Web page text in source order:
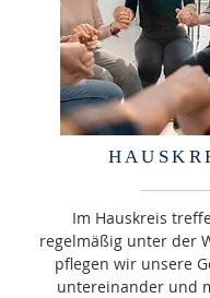
Im Hauskreis
regelmäßig unter der
pflegen wir unsere
untereinander und